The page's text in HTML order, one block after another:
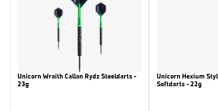
Unicorn Wraith Callan Rydz Steeldarts -
23g
Unicorn Hexium
Softdarts - 22g